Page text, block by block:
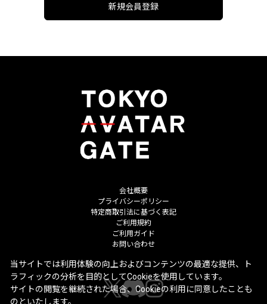
会社概要
プライバシーポリシー
特定商取引法に基づく表記
ご利用規約
ご利用ガイド
お問い合わせ
当サイトでは利用体験の向上およびコンテンツの最適な提供、ト
ラフィックの分析を目的としてCookieを使用しています。
サイトの閲覧を継続された場合、Cookieの利用に同意したことも
のといたします。